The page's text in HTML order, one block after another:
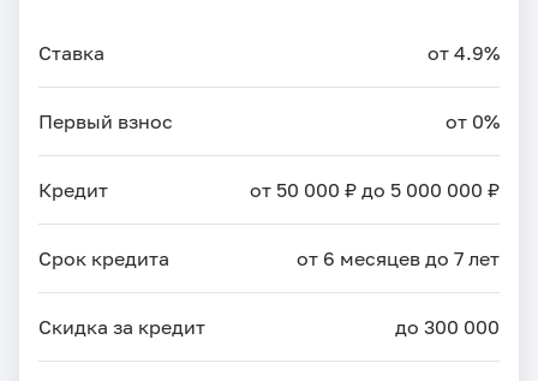
Ставка от 4.9%
Первый взнос от 0%
Кредит от 50 000 ₽ до 5 000 000 ₽
Срок кредита от 6 месяцев до 7 лет
Скидка за кредит до 300 000